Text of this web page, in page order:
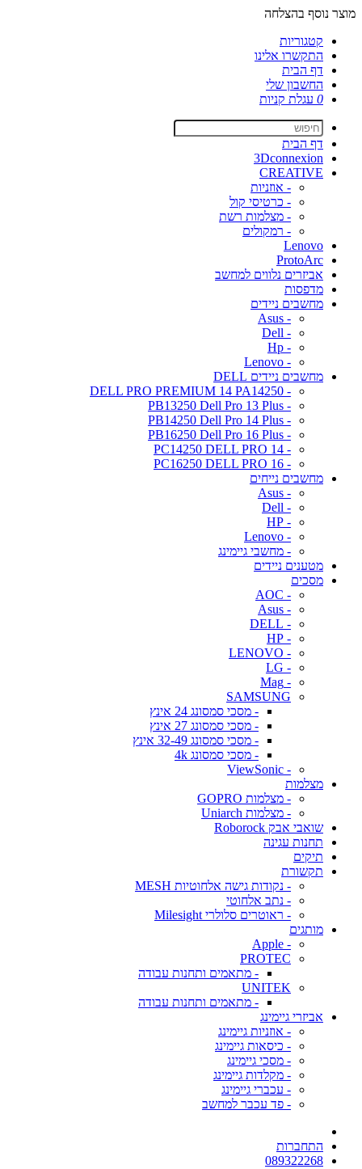
מוצר נוסף בהצלחה
קטגוריות
התקשרו אלינו
דף הבית
החשבון שלי
0 עגלת קניות
דף הבית
3Dconnexion
CREATIVE
- אוזניות
- כרטיסי קול
- מצלמות רשת
- רמקולים
Lenovo
ProtoArc
אביזרים נלווים למחשב
מדפסות
מחשבים ניידים
- Asus
- Dell
- Hp
- Lenovo
מחשבים ניידים DELL
- DELL PRO PREMIUM 14 PA14250
- PB13250 Dell Pro 13 Plus
- PB14250 Dell Pro 14 Plus
- PB16250 Dell Pro 16 Plus
- PC14250 DELL PRO 14
- PC16250 DELL PRO 16
מחשבים נייחים
- Asus
- Dell
- HP
- Lenovo
- מחשבי גיימינג
מטענים ניידים
מסכים
- AOC
- Asus
- DELL
- HP
- LENOVO
- LG
- Mag
SAMSUNG
- מסכי סמסונג 24 אינץ
- מסכי סמסונג 27 אינץ
- מסכי סמסונג 32-49 אינץ
- מסכי סמסונג 4k
- ViewSonic
מצלמות
- מצלמות GOPRO
- מצלמות Uniarch
שואבי אבק Roborock
תחנות עגינה
תיקים
תקשורת
- נקודות גישה אלחוטיות MESH
- נתב אלחוטי
- ראוטרים סלולרי Milesight
מותגים
- Apple
PROTEC
- מתאמים ותחנות עבודה
UNITEK
- מתאמים ותחנות עבודה
אביזרי גיימינג
- אוזניות גיימינג
- כיסאות גיימינג
- מסכי גיימינג
- מקלדות גיימינג
- עכברי גיימינג
- פד עכבר למחשב
התחברות
089322268